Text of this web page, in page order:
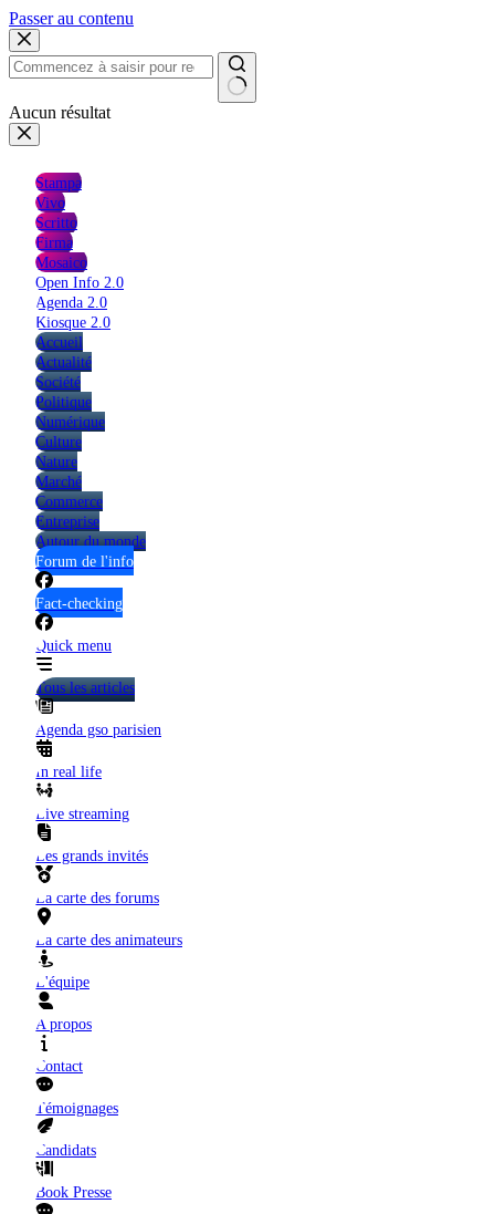
Passer au contenu
Aucun résultat
Stampa
Vivo
Scritto
Firma
Mosaico
Open Info 2.0
Agenda 2.0
Kiosque 2.0
Accueil
Actualité
Société
Politique
Numérique
Culture
Nature
Marché
Commerce
Entreprise
Autour du monde
Forum de l'info
Fact-checking
Quick menu
Tous les articles
Agenda gso parisien
In real life
Live streaming
Les grands invités
La carte des forums
La carte des animateurs
L'équipe
A propos
Contact
Témoignages
Candidats
Book Presse